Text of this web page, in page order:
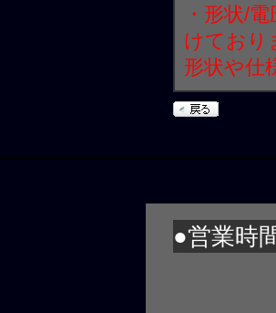
・形状/
けており
形状や仕
●営業時